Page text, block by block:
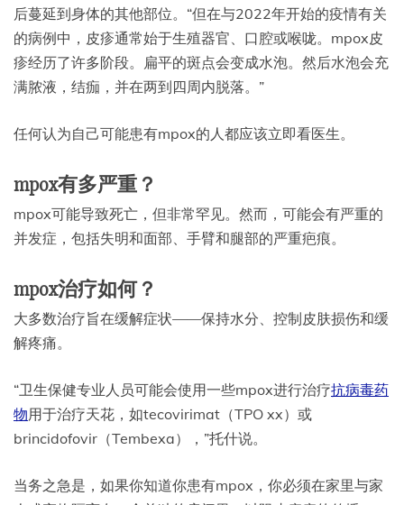
后蔓延到身体的其他部位。“但在与2022年开始的疫情有关
的病例中，皮疹通常始于生殖器官、口腔或喉咙。mpox皮
疹经历了许多阶段。扁平的斑点会变成水泡。然后水泡会充
满脓液，结痂，并在两到四周内脱落。”
任何认为自己可能患有mpox的人都应该立即看医生。
mpox有多严重？
mpox可能导致死亡，但非常罕见。然而，可能会有严重的
并发症，包括失明和面部、手臂和腿部的严重疤痕。
mpox治疗如何？
大多数治疗旨在缓解症状——保持水分、控制皮肤损伤和缓
解疼痛。
“卫生保健专业人员可能会使用一些mpox进行治疗抗病毒药
物用于治疗天花，如tecovirimat（TPO xx）或
brincidofovir（Tembexa），”托什说。
当务之急是，如果你知道你患有mpox，你必须在家里与家